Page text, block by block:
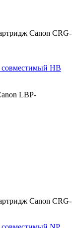
Canon CRG-
HB
LBP-
Canon CRG-